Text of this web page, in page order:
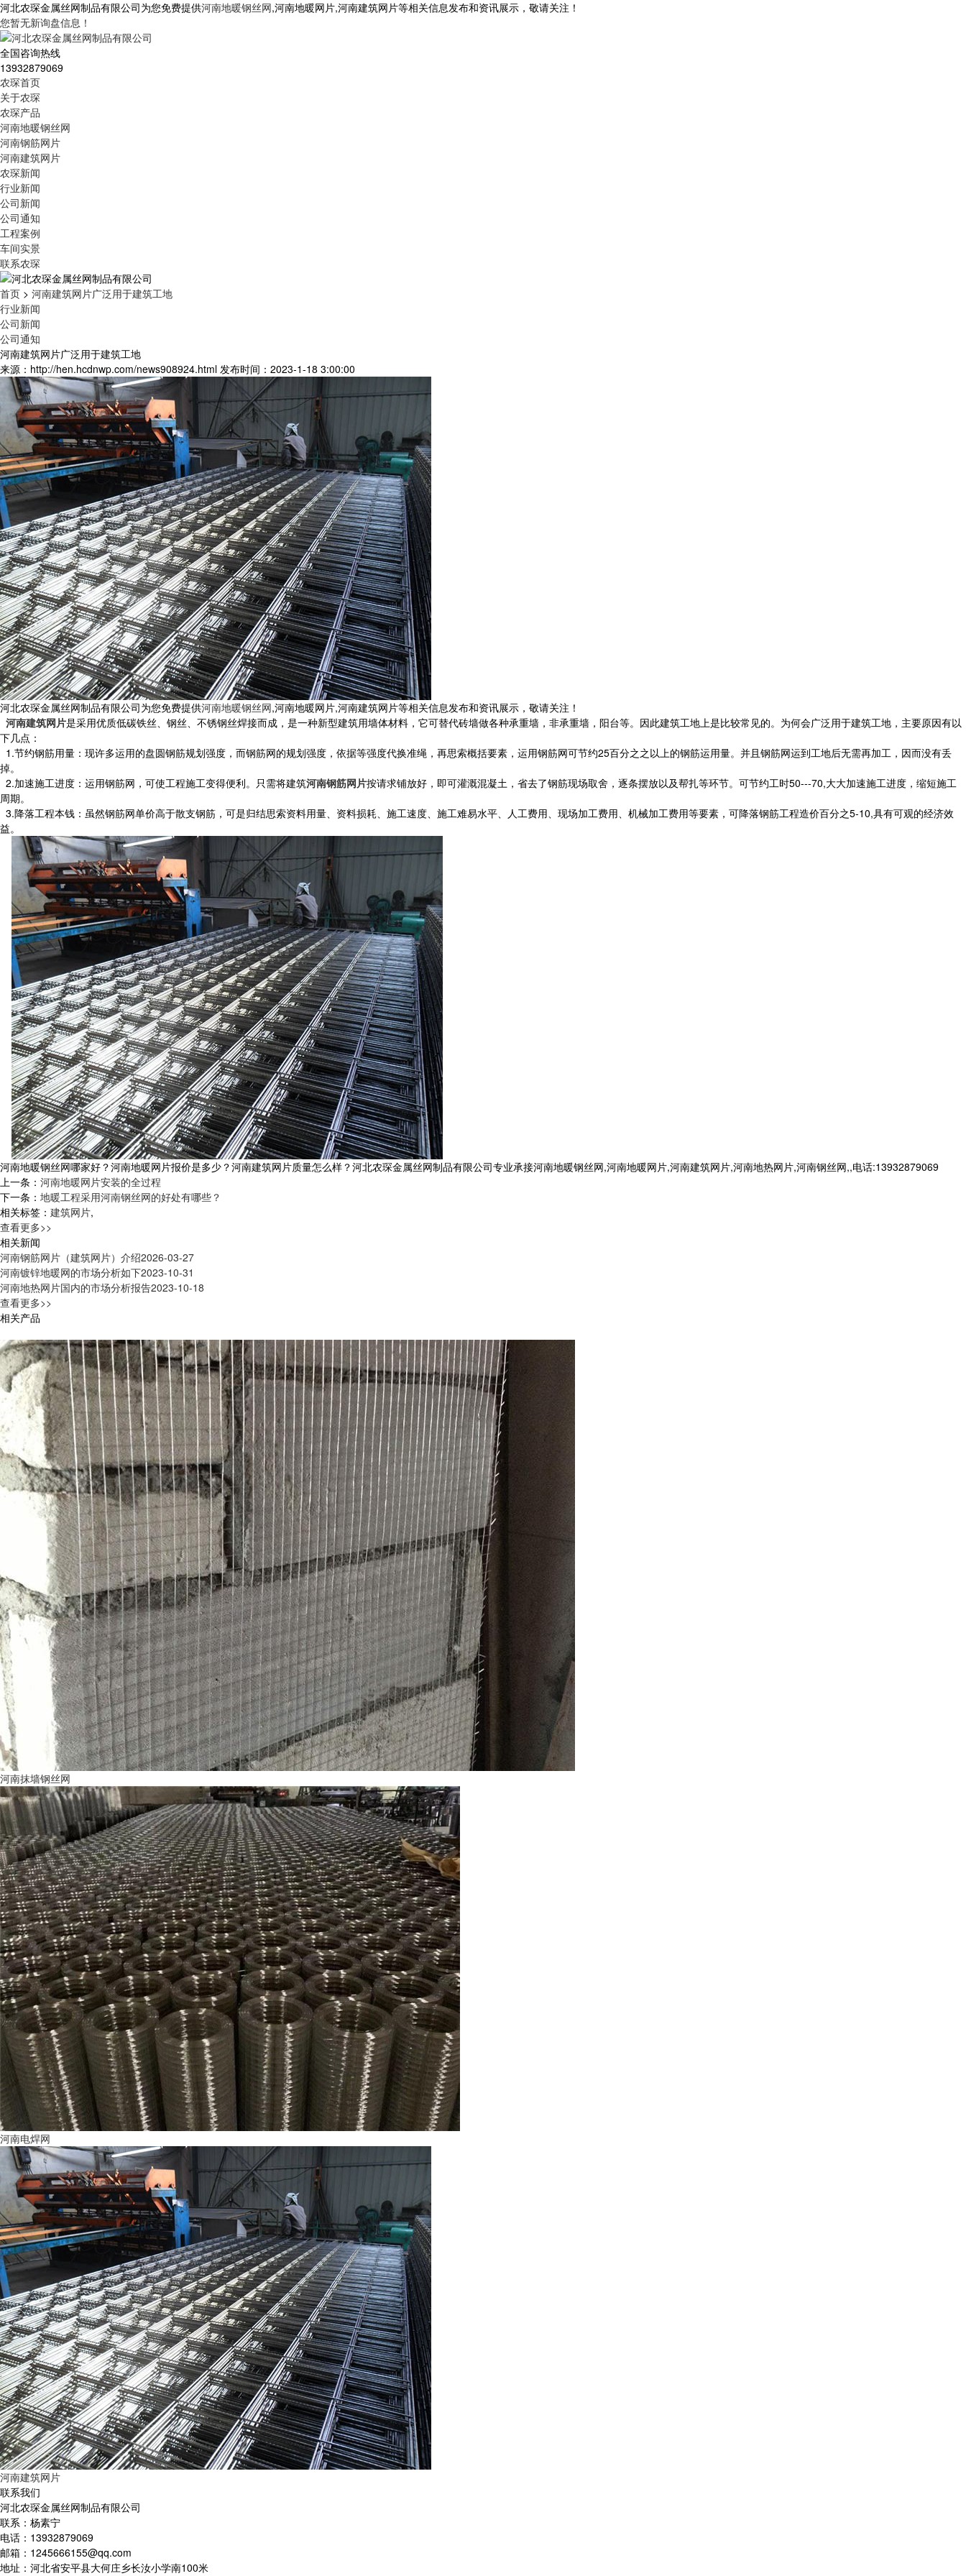
河北农琛金属丝网制品有限公司为您免费提供河南地暖钢丝网,河南地暖网片,河南建筑网片等相关信息发布和资讯展示，敬请关注！
您暂无新询盘信息！
全国咨询热线
13932879069
农琛首页
关于农琛
农琛产品
河南地暖钢丝网
河南钢筋网片
河南建筑网片
农琛新闻
行业新闻
公司新闻
公司通知
工程案例
车间实景
联系农琛
首页 > 河南建筑网片广泛用于建筑工地
行业新闻
公司新闻
公司通知
河南建筑网片广泛用于建筑工地
来源：http://hen.hcdnwp.com/news908924.html 发布时间：2023-1-18 3:00:00
河北农琛金属丝网制品有限公司为您免费提供河南地暖钢丝网,河南地暖网片,河南建筑网片等相关信息发布和资讯展示，敬请关注！
河南建筑网片是采用优质低碳铁丝、钢丝、不锈钢丝焊接而成，是一种新型建筑用墙体材料，它可替代砖墙做各种承重墙，非承重墙，阳台等。因此建筑工地上是比较常见的。为何会广泛用于建筑工地，主要原因有以
下几点：
1.节约钢筋用量：现许多运用的盘圆钢筋规划强度，而钢筋网的规划强度，依据等强度代换准绳，再思索概括要素，运用钢筋网可节约25百分之之以上的钢筋运用量。并且钢筋网运到工地后无需再加工，因而没有丢
掉。
2.加速施工进度：运用钢筋网，可使工程施工变得便利。只需将建筑河南钢筋网片按请求铺放好，即可灌溉混凝土，省去了钢筋现场取舍，逐条摆放以及帮扎等环节。可节约工时50---70,大大加速施工进度，缩短施工
周期。
3.降落工程本钱：虽然钢筋网单价高于散支钢筋，可是归结思索资料用量、资料损耗、施工速度、施工难易水平、人工费用、现场加工费用、机械加工费用等要素，可降落钢筋工程造价百分之5-10,具有可观的经济效
益。
河南地暖钢丝网哪家好？河南地暖网片报价是多少？河南建筑网片质量怎么样？河北农琛金属丝网制品有限公司专业承接河南地暖钢丝网,河南地暖网片,河南建筑网片,河南地热网片,河南钢丝网,,电话:13932879069
上一条： 河南地暖网片安装的全过程
下一条： 地暖工程采用河南钢丝网的好处有哪些？
相关标签： 建筑网片,
查看更多>>
相关新闻
河南钢筋网片（建筑网片）介绍2026-03-27
河南镀锌地暖网的市场分析如下2023-10-31
河南地热网片国内的市场分析报告2023-10-18
查看更多>>
相关产品
河南抹墙钢丝网
河南电焊网
河南建筑网片
联系我们
河北农琛金属丝网制品有限公司
联系：杨素宁
电话：13932879069
邮箱：1245666155@qq.com
地址：河北省安平县大何庄乡长汝小学南100米